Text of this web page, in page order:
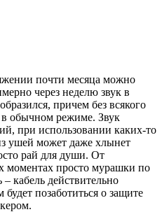
почти месяца можно
через неделю звук в
причем без всякого
обычном режиме. Звук
при использовании каких-то
ушей может даже хлынет
рай для души. От
моментах просто мурашки по
кабель действительно
позаботиться о защите